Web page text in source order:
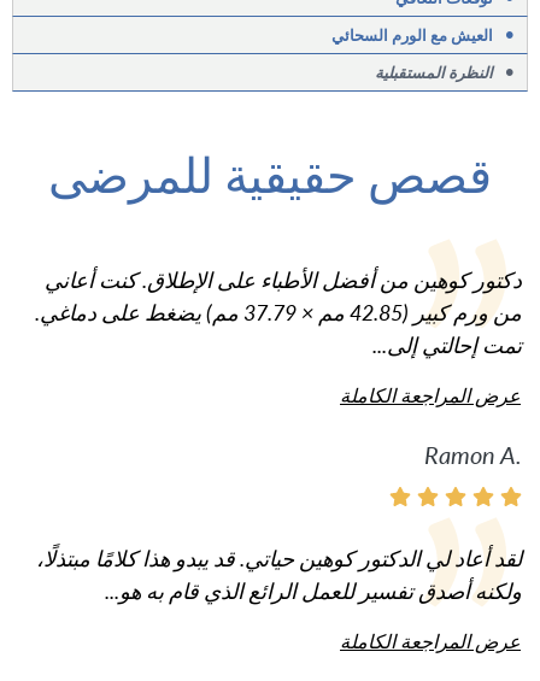
•
العيش مع الورم السحائي
• النظرة المستقبلية
قصص حقيقية للمرضى
دكتور كوهين من أفضل الأطباء على الإطلاق. كنت أعاني
من ورم كبير (42.85 مم × 37.79 مم) يضغط على دماغي.
تمت إحالتي إلى...
عرض المراجعة الكاملة
Ramon A.
لقد أعاد لي الدكتور كوهين حياتي. قد يبدو هذا كلامًا مبتذلًا،
ولكنه أصدق تفسير للعمل الرائع الذي قام به هو...
عرض المراجعة الكاملة